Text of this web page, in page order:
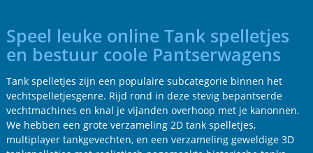
Speel leuke online Tank spelletjes
en bestuur coole Pantserwagens
Tank spelletjes zijn een populaire subcategorie binnen het
vechtspelletjesgenre. Rijd rond in deze stevig bepantserde
vechtmachines en knal je vijanden overhoop met je kanonnen.
We hebben een grote verzameling 2D tank spelletjes,
multiplayer tankgevechten, en een verzameling geweldige 3D